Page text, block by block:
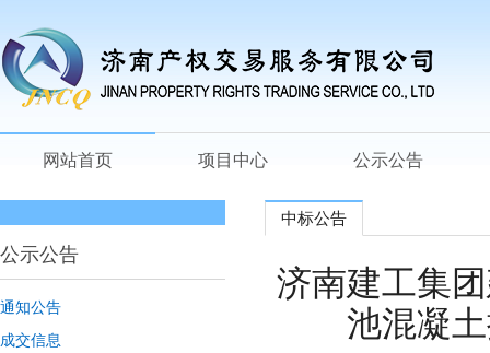
网站首页 项目中心 公示公告
公示公告
通知公告
成交信息
中标公告
济南建工集
池混凝